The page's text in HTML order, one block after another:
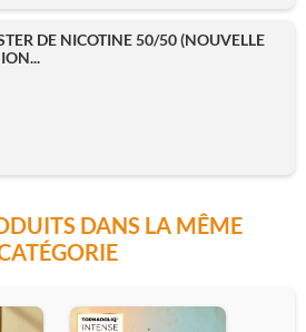
DE NICOTINE 50/50 (NOUVELLE
DANS LA MÊME